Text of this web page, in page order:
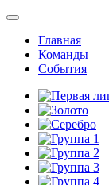
Главная
Команды
События